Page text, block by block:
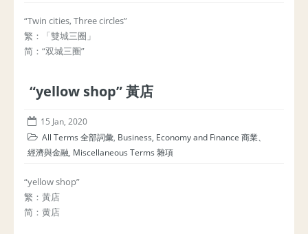
“Twin cities, Three circles”
繁：「雙城三圈」
简：“双城三圈”
“yellow shop” 黃店
15 Jan, 2020
All Terms 全部詞彙, Business, Economy and Finance 商業、
經濟與金融, Miscellaneous Terms 雜項
“yellow shop”
繁：黃店
简：黄店